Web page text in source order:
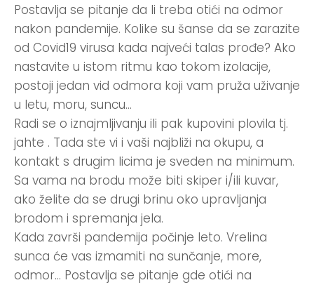
Postavlja se pitanje da li treba otići na odmor
nakon pandemije. Kolike su šanse da se zarazite
od Covid19 virusa kada najveći talas prođe? Ako
nastavite u istom ritmu kao tokom izolacije,
postoji jedan vid odmora koji vam pruža uživanje
u letu, moru, suncu…
Radi se o iznajmljivanju ili pak kupovini plovila tj.
jahte . Tada ste vi i vaši najbliži na okupu, a
kontakt s drugim licima je sveden na minimum.
Sa vama na brodu može biti skiper i/ili kuvar,
ako želite da se drugi brinu oko upravljanja
brodom i spremanja jela.
Kada završi pandemija počinje leto. Vrelina
sunca će vas izmamiti na sunčanje, more,
odmor… Postavlja se pitanje gde otići na